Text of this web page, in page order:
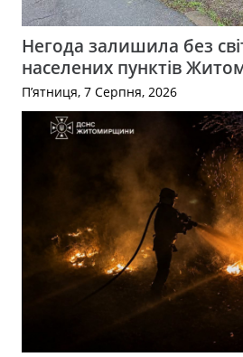
Негода залишила без
населених пунктів
П’ятниця, 7 Серпня, 2026